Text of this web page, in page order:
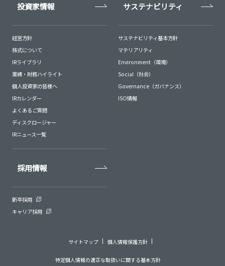
投資家情報
経営方針
株式について
IRライブラリ
業績・財務ハイライト
個人投資家の皆様へ
IRカレンダー
よくあるご質問
ディスクロージャー
IRニュース一覧
サステナビリティ
サステナビリティ基本方針
マテリアリティ
Environment（環境）
Social（社会）
Governance（ガバナンス）
ISO情報
採用情報
新卒採用
キャリア採用
サイトマップ 個人情報保護方針
特定個人情報の適正な取扱いに関する基本方針